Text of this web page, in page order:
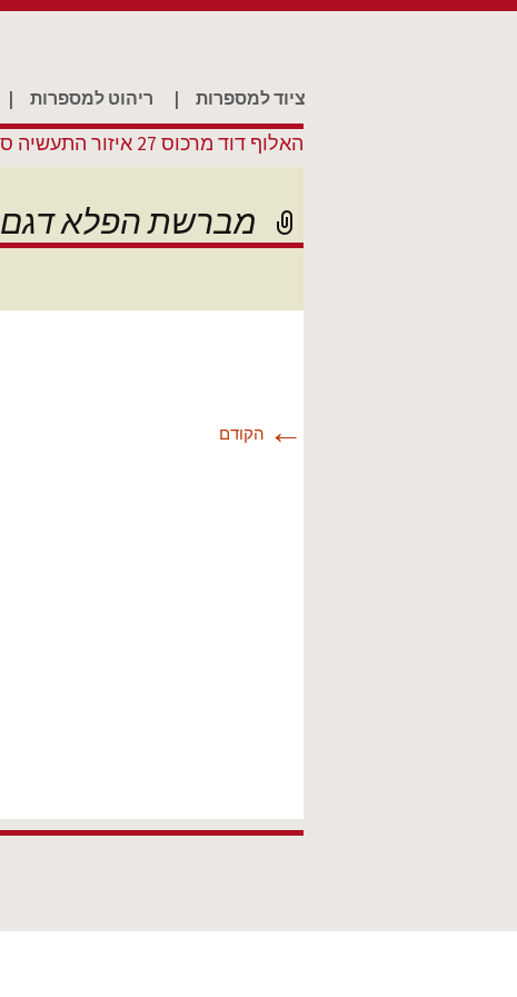
ציוד למספרות | ריהוט למספרות |
האלוף דוד מרכוס 27 איזור התעשיה סגולה פתח תקווה.
מברשת הפלא דגם TT-300
← הקודם